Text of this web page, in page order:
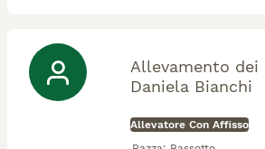
Allevamento dei
Daniela Bianchi
Allevatore Con Affisso